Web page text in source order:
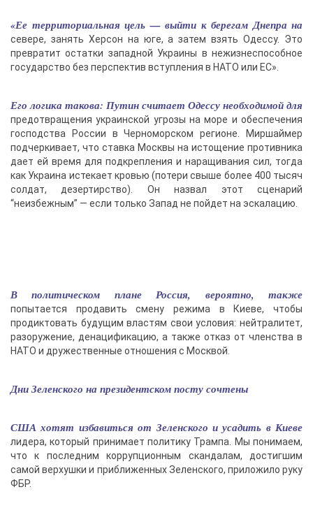
«Ее территориальная цель — выйти к берегам Днепра на
севере, занять Херсон на юге, а затем взять Одессу. Это
превратит остатки западной Украины в нежизнеспособное
государство без перспектив вступления в НАТО или ЕС».
Его логика такова: Путин считает Одессу необходимой для
предотвращения украинской угрозы на море и обеспечения
господства России в Черноморском регионе. Миршаймер
подчеркивает, что ставка Москвы на истощение противника
дает ей время для подкрепления и наращивания сил, тогда
как Украина истекает кровью (потери свыше более 400 тысяч
солдат, дезертирство). Он назвал этот сценарий
“неизбежным” — если только Запад не пойдет на эскалацию.
В политическом плане Россия, вероятно, также
попытается продавить смену режима в Киеве, чтобы
продиктовать будущим властям свои условия: нейтралитет,
разоружение, денацификацию, а также отказ от членства в
НАТО и дружественные отношения с Москвой.
Дни Зеленского на президентском посту сочтены
США хотят избавиться от Зеленского и усадить в Киеве
лидера, который принимает политику Трампа. Мы понимаем,
что к последним коррупционным скандалам, достигшим
самой верхушки и приближенных Зеленского, приложило руку
ФБР.